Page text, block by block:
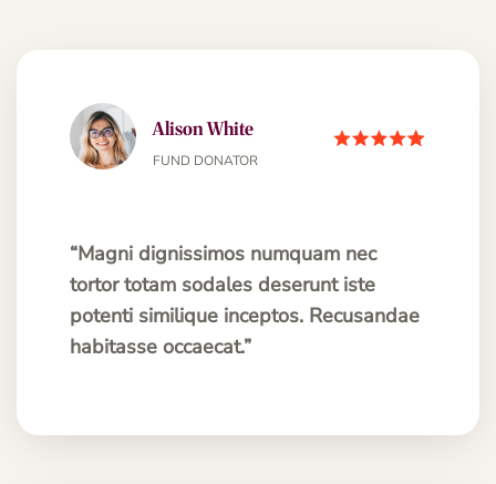
Alison White
FUND DONATOR
“Magni dignissimos numquam nec
tortor totam sodales deserunt iste
potenti similique inceptos. Recusandae
habitasse occaecat.”